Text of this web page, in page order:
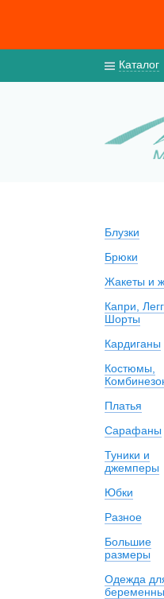
Каталог
Блузки
Брюки
Жакеты и
Капри,
Шорты
Кардиганы
Костюмы,
Платья
Сарафаны
Туники и
джемперы
Юбки
Разное
Большие
размеры
Одежда